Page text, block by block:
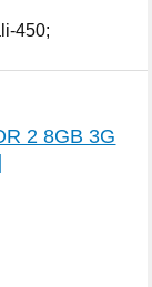
450;
2 8GB 3G